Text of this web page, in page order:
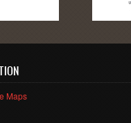
Maps